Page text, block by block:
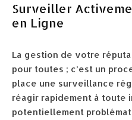
Surveiller
en Ligne
La gestion de votre
pour toutes ; c’est un
place une surveillance
réagir rapidement à toute
potentiellement